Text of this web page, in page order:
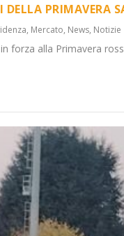
DELLA PRIMAVERA
, Mercato, News, Notizie
forza alla Primavera